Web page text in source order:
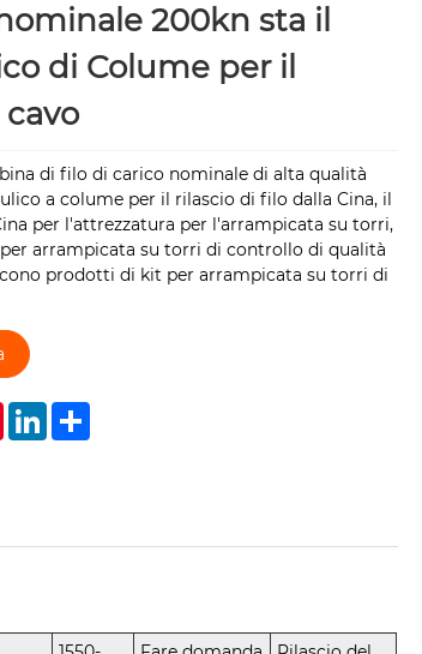
200kn sta il
di Colume per il
di filo di carico nominale di alta qualità
a colume per il rilascio di filo dalla Cina, il
per l'attrezzatura per l'arrampicata su torri,
arrampicata su torri di controllo di qualità
prodotti di kit per arrampicata su torri di
PinterestLinkedInShare